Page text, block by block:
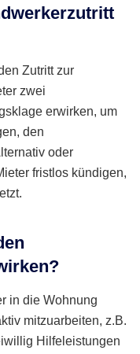
Zutritt zur
zwei
erwirken, um
den
oder
fristlos kündigen,
in die Wohnung
mitzuarbeiten, z.B.
Hilfeleistungen